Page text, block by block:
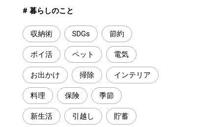
# 暮らしのこと
収納術 SDGs 節約
ポイ活 ペット 電気
お出かけ 掃除 インテリア
料理 保険 季節
新生活 引越し 貯蓄